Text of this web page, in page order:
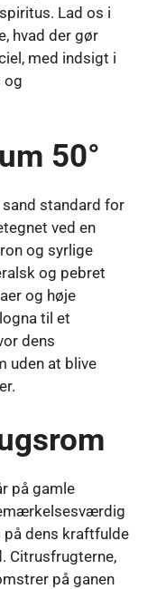
Lad os i
hvad der gør
med indsigt i
og
50°
sand standard for
ved en
og syrlige
og pebret
og høje
til et
dens
uden at blive
på gamle
dens kraftfulde
Citrusfrugterne,
på ganen